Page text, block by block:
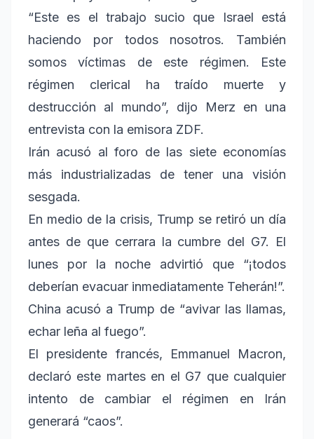
“Este es el trabajo sucio que Israel está
haciendo por todos nosotros. También
somos víctimas de este régimen. Este
régimen clerical ha traído muerte y
destrucción al mundo”, dijo Merz en una
entrevista con la emisora ZDF.
Irán acusó al foro de las siete economías
más industrializadas de tener una visión
sesgada.
En medio de la crisis, Trump se retiró un día
antes de que cerrara la cumbre del G7. El
lunes por la noche advirtió que “¡todos
deberían evacuar inmediatamente Teherán!”.
China acusó a Trump de “avivar las llamas,
echar leña al fuego”.
El presidente francés, Emmanuel Macron,
declaró este martes en el G7 que cualquier
intento de cambiar el régimen en Irán
generará “caos”.